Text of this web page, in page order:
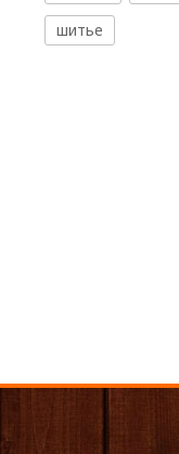
шитье